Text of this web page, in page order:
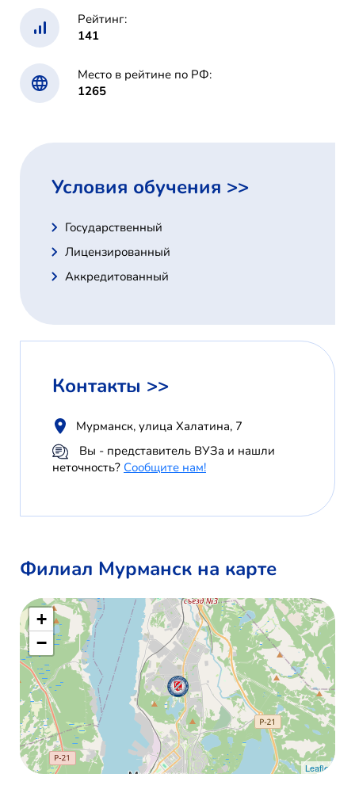
Рейтинг:
141
Место в рейтине по РФ:
1265
Условия обучения >>
Государственный
Лицензированный
Аккредитованный
Контакты >>
Мурманск, улица Халатина, 7
Вы - представитель ВУЗа и нашли
неточность? Сообщите нам!
Филиал Мурманск на карте
+
−
Leaflet